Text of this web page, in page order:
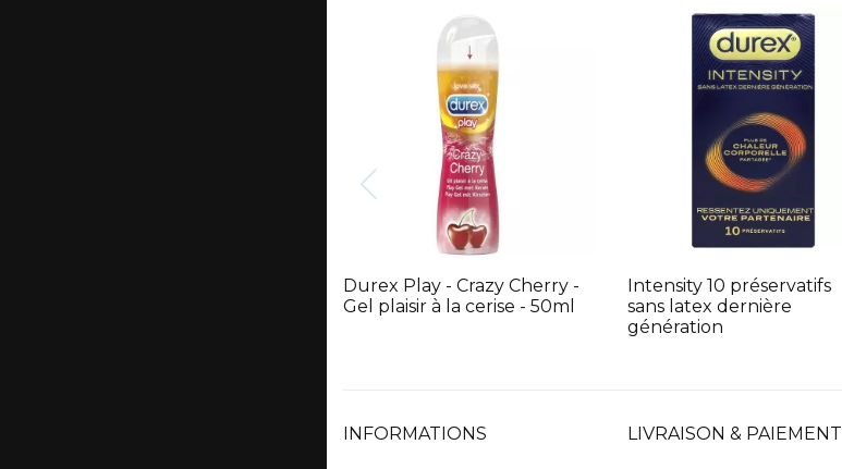
Durex Play - Crazy Cherry -
Gel plaisir à la cerise - 50ml
Intensity 10 préservatifs
sans latex dernière
génération
INFORMATIONS LIVRAISON & PAIEMENT